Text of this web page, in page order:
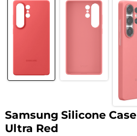
Samsung Silicone
Ultra Red